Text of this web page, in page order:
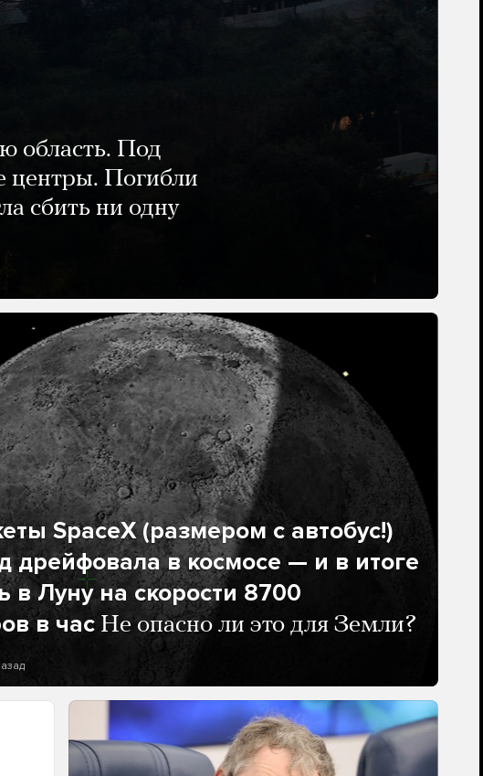
область. Под
центры. Погибли
сбить ни одну
SpaceX (размером с автобус!)
дрейфовала в космосе — и в итоге
в Луну на скорости 8700
в час Не опасно ли это для Земли?